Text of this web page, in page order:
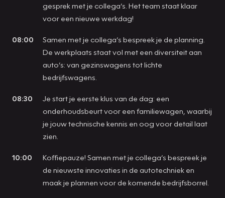
gesprek met je collega’s. Het team staat klaar
voor een nieuwe werkdag!
08:00
Samen met je collega’s bespreek je de planning.
De werkplaats staat vol met een diversiteit aan
auto’s: van gezinswagens tot lichte
bedrijfswagens.
08:30
Je start je eerste klus van de dag: een
onderhoudsbeurt voor een familiewagen, waarbij
je jouw technische kennis en oog voor detail laat
zien.
10:00
Koffiepauze! Samen met je collega’s bespreek je
de nieuwste innovaties in de autotechniek en
maak je plannen voor de komende bedrijfsborrel.